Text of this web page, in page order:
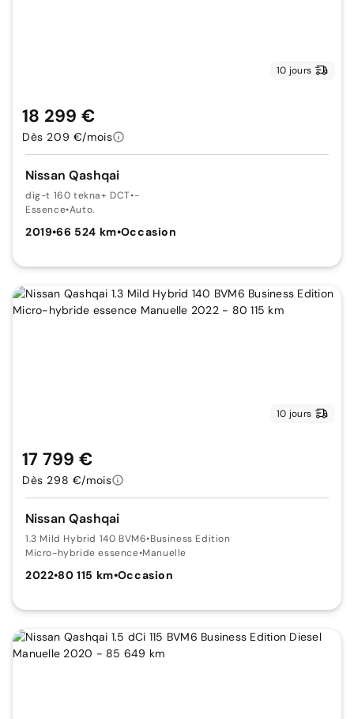
10 jours
Nissan Qashqai
dig-t 160 tekna+ DCT•-
Essence•Auto.
2019•66 524 km•Occasion
18 299 €
Dès 209 €/mois
10 jours
Nissan Qashqai
1.3 Mild Hybrid 140 BVM6•Business Edition
Micro-hybride essence•Manuelle
2022•80 115 km•Occasion
17 799 €
Dès 298 €/mois